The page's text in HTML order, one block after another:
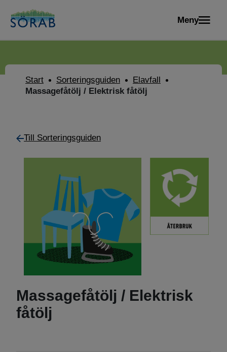
Meny
Start Sorteringsguiden
Elavfall
Massagefåtölj / Elektrisk fåtölj
Till Sorteringsguiden
Massagefåtölj / Elektrisk
fåtölj